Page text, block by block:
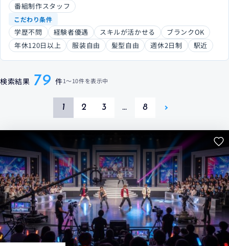
番組制作スタッフ
こだわり条件
学歴不問 経験者優遇 スキルが活かせる
ブランクOK
年休120日以上
服装自由 髪型自由 週休2日制 駅近
検索結果 79 件1〜10件を表示中
1 2 3 … 8